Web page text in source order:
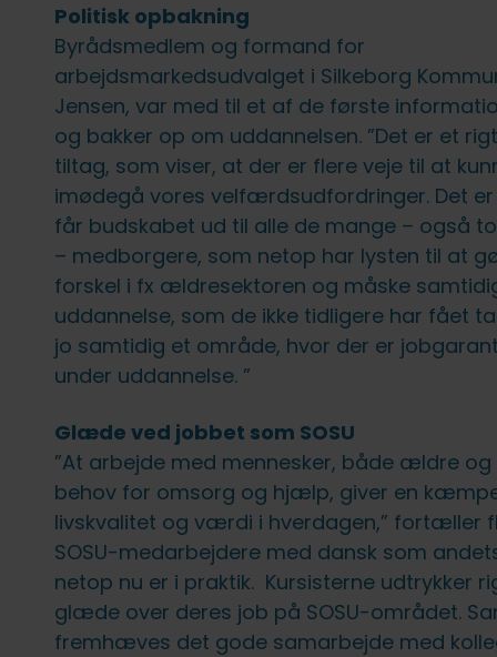
Politisk opbakning
Byrådsmedlem og formand for
arbejdsmarkedsudvalget i Silkeborg
Jensen, var med til et af de første
og bakker op om uddannelsen. ”Det er et
tiltag, som viser, at der er flere veje til at
imødegå vores velfærdsudfordringer. Det
får budskabet ud til alle de mange – også
– medborgere, som netop har lysten til at
forskel i fx ældresektoren og måske
uddannelse, som de ikke tidligere har fået
jo samtidig et område, hvor der er
under uddannelse. ”
Glæde ved jobbet som SOSU
”At arbejde med mennesker, både ældre
behov for omsorg og hjælp, giver en
livskvalitet og værdi i hverdagen,” fortæller
SOSU-medarbejdere med dansk som
netop nu er i praktik. Kursisterne udtrykker
glæde over deres job på SOSU-området.
fremhæves det gode samarbejde med